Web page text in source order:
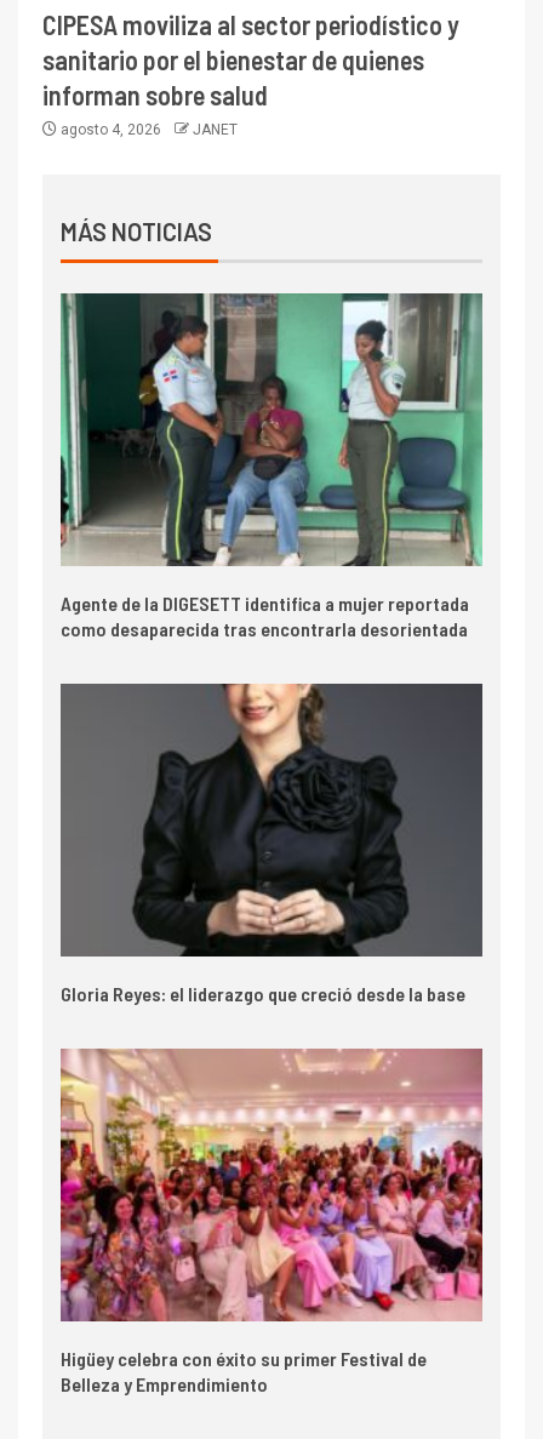
CIPESA moviliza al sector periodístico y
sanitario por el bienestar de quienes
informan sobre salud
agosto 4, 2026 JANET
MÁS NOTICIAS
Agente de la DIGESETT identifica a mujer reportada
como desaparecida tras encontrarla desorientada
Gloria Reyes: el liderazgo que creció desde la base
Higüey celebra con éxito su primer Festival de
Belleza y Emprendimiento